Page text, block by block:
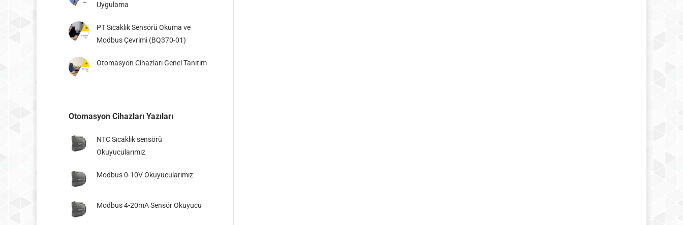
Uygulama
PT Sıcaklık Sensörü Okuma ve
Modbus Çevrimi (BQ370-01)
Otomasyon Cihazları Genel Tanıtım
Otomasyon Cihazları Yazıları
NTC Sıcaklık sensörü
Okuyucularımız
Modbus 0-10V Okuyucularımız
Modbus 4-20mA Sensör Okuyucu